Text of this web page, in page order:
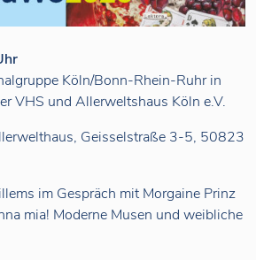
Köln/Bonn-Rhein-Ruhr in
VHS und Allerweltshaus Köln e.V.
Geisselstraße 3-5, 50823
im Gespräch mit Morgaine Prinz
mia! Moderne Musen und weibliche